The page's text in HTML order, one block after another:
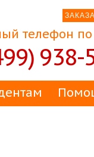
телефон
938-